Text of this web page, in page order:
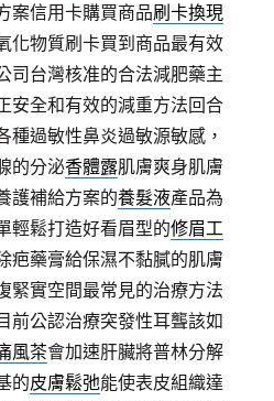
案信用卡購買商品刷卡換現
化物質刷卡買到商品最有效
司台灣核准的合法減肥藥主
安全和有效的減重方法回合
種過敏性鼻炎過敏源敏感，
的分泌香體露肌膚爽身肌膚
護補給方案的養髮液產品為
輕鬆打造好看眉型的修眉工
疤藥膏給保濕不黏膩的肌膚
緊實空間最常見的治療方法
前公認治療突發性耳聾該如
風茶會加速肝臟將普林分解
的皮膚鬆弛能使表皮組織達